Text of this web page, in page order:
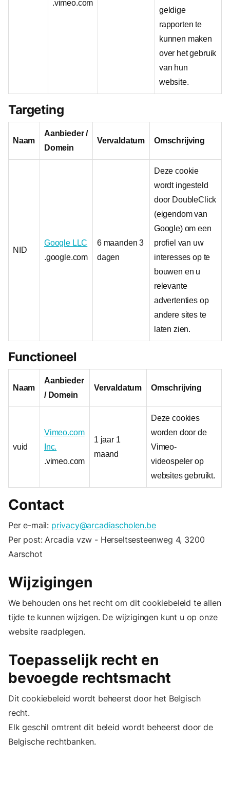
.vimeo.com
geldige
rapporten te
kunnen maken
over het gebruik
van hun
website.
Targeting
Naam
Aanbieder /
Domein
Vervaldatum Omschrijving
NID
Google LLC
.google.com
6 maanden 3
dagen
Deze cookie
wordt ingesteld
door DoubleClick
(eigendom van
Google) om een
profiel van uw
interesses op te
bouwen en u
relevante
advertenties op
andere sites te
laten zien.
Functioneel
Naam
Aanbieder
/ Domein
Vervaldatum Omschrijving
vuid
Vimeo.com
Inc.
.vimeo.com
1 jaar 1
maand
Deze cookies
worden door de
Vimeo-
videospeler op
websites gebruikt.
Contact
Per e-mail: privacy@arcadiascholen.be
Per post: Arcadia vzw - Herseltsesteenweg 4, 3200
Aarschot
Wijzigingen
We behouden ons het recht om dit cookiebeleid te allen
tijde te kunnen wijzigen. De wijzigingen kunt u op onze
website raadplegen.
Toepasselijk recht en
bevoegde rechtsmacht
Dit cookiebeleid wordt beheerst door het Belgisch
recht.
Elk geschil omtrent dit beleid wordt beheerst door de
Belgische rechtbanken.